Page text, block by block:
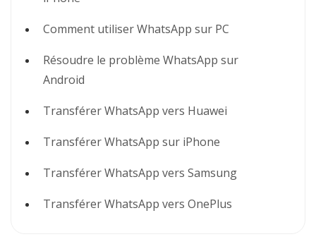
Comment utiliser WhatsApp sur PC
Résoudre le problème WhatsApp sur
Android
Transférer WhatsApp vers Huawei
Transférer WhatsApp sur iPhone
Transférer WhatsApp vers Samsung
Transférer WhatsApp vers OnePlus